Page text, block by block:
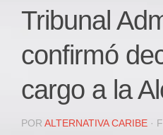
Deportes
JUDICIAL
REGIONAL
DEPARTAMENTAL
Tribunal
confirmó
cargo a la
POR ALTERNATIVA CARIBE ·